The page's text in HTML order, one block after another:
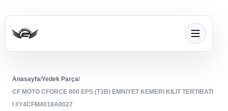
Anasayfa/Yedek Parça/
CF MOTO CFORCE 800 EPS (T3B) EMNIYET KEMERI KILIT TERTIBATI
I #Y4CFM4018A0027